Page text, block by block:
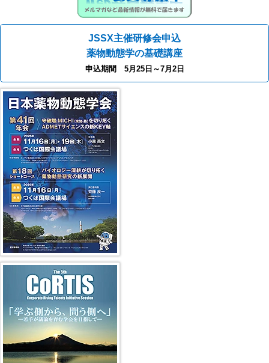
JSSX主催研修会申込
薬物動態学の基礎講座
申込期間 5月25日～7月2日
第41回年会（2026年）
第5回 CoRTIS